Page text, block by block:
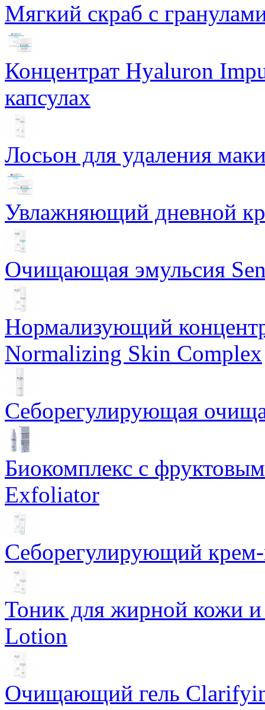
Мягкий скраб с
Концентрат Hyaluron
капсулах
Лосьон для удаления
Увлажняющий дневной
Очищающая эмульсия
Нормализующий
Normalizing Skin Complex
Себорегулирующая
Биокомплекс с
Exfoliator
Себорегулирующий
Тоник для жирной кожи
Lotion
Очищающий гель